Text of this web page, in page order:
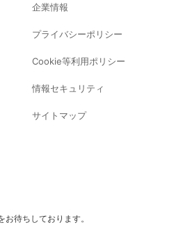
企業情報
プライバシーポリシー
Cookie等利用ポリシー
情報セキュリティ
サイトマップ
待ちしております。